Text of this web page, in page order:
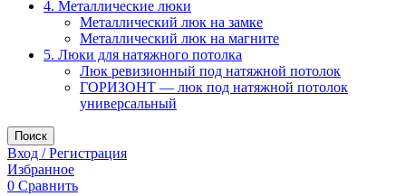
4. Металлические люки
Металлический люк на замке
Металлический люк на магните
5. Люки для натяжного потолка
Люк ревизионный под натяжной потолок
ГОРИЗОНТ — люк под натяжной потолок
универсальный
Поиск
Вход / Регистрация
Избранное
0 Сравнить